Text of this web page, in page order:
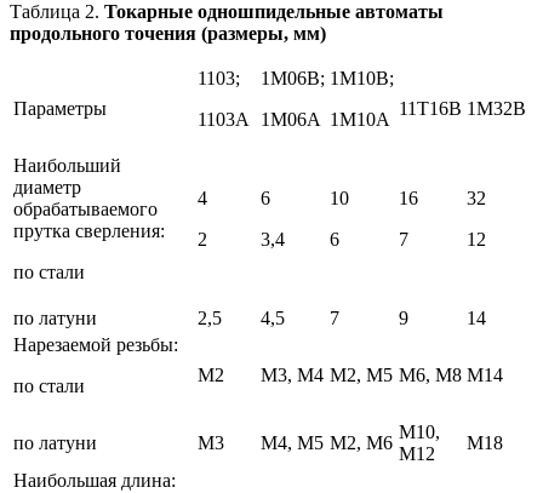
Таблица 2. Токарные одношпидельные автоматы
продольного точения (размеры, мм)
Параметры
1103;
1103А
1М06В;
1М06А
1М10В;
1М10А
11Т16В 1М32В
Наибольший
диаметр
обрабатываемого
прутка сверления:
по стали
4
2
6
3,4
10
6
16
7
32
12
по латуни 2,5 4,5 7 9
14
Нарезаемой резьбы:
по стали
М2 М3, М4 М2, М5 М6, М8 М14
по латуни М3 М4, М5 М2, М6
М10,
М12
М18
Наибольшая длина: